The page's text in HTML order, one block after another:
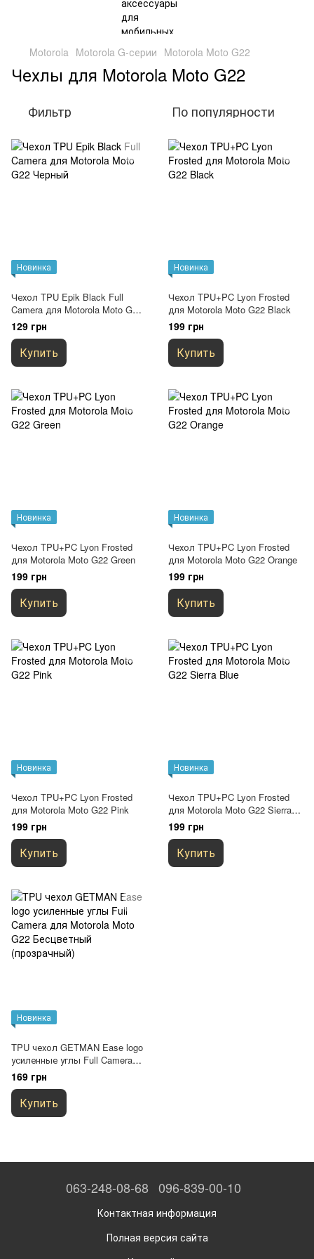
Motorola Motorola G-серии Motorola Moto G22
Чехлы для Motorola Moto G22
Фильтр По популярности
Новинка
Чехол TPU Epik Black Full
Camera для Motorola Moto G22
Черный
129 грн
Купить
Новинка
Чехол TPU+PC Lyon Frosted
для Motorola Moto G22 Black
199 грн
Купить
Новинка
Чехол TPU+PC Lyon Frosted
для Motorola Moto G22 Green
199 грн
Купить
Новинка
Чехол TPU+PC Lyon Frosted
для Motorola Moto G22 Orange
199 грн
Купить
Новинка
Чехол TPU+PC Lyon Frosted
для Motorola Moto G22 Pink
199 грн
Купить
Новинка
Чехол TPU+PC Lyon Frosted
для Motorola Moto G22 Sierra
Blue
199 грн
Купить
Новинка
TPU чехол GETMAN Ease logo
усиленные углы Full Camera
для Motorola Moto G22
Бесцветный (прозрачный)
169 грн
Купить
063-248-08-68 096-839-00-10
Контактная информация
Полная версия сайта